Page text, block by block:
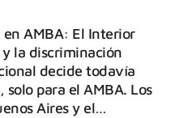
en AMBA: El Interior
la discriminación
decide todavía
para el AMBA. Los
Aires y el…